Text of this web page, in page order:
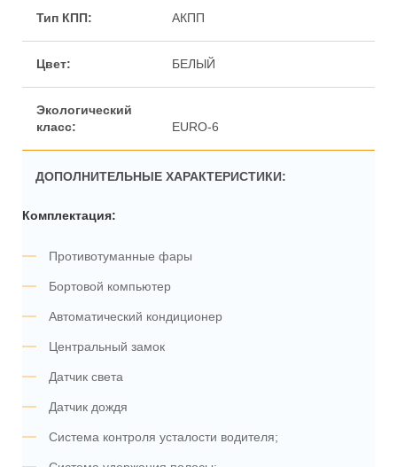
АКПП
БЕЛЫЙ
EURO-6
ДОПОЛНИТЕЛЬНЫЕ ХАРАКТЕРИСТИКИ:
Комплектация:
Противотуманные фары
Бортовой компьютер
Автоматический кондиционер
Центральный замок
Датчик света
Датчик дождя
Система контроля усталости водителя;